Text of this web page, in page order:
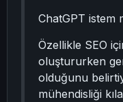
ChatGPT istem
Özellikle SEO
oluştururken
olduğunu
mühendisliği